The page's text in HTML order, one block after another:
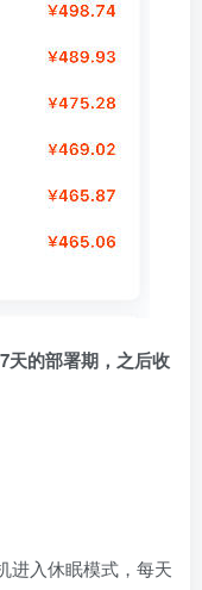
天的部署期，之后收
进入休眠模式，每天